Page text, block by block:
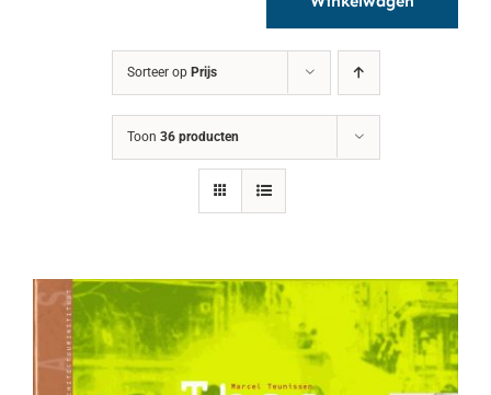
Steun BONAS
Sorteer op Prijs
Toon 36 producten